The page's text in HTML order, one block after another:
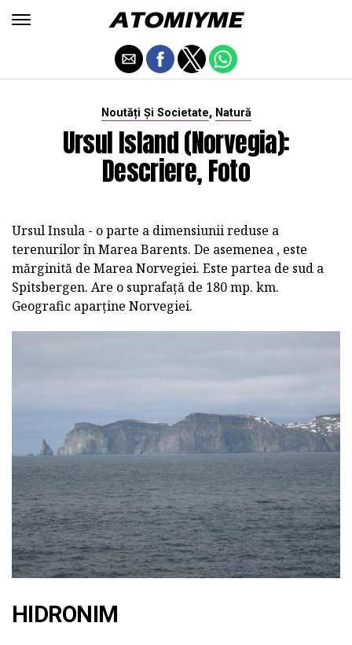
Noutăți Și Societate, Natură
Ursul Island (Norvegia):
Descriere, Foto
Ursul Insula - o parte a dimensiunii reduse a
terenurilor în Marea Barents. De asemenea , este
mărginită de Marea Norvegiei. Este partea de sud a
Spitsbergen. Are o suprafață de 180 mp. km.
Geografic aparține Norvegiei.
HIDRONIM